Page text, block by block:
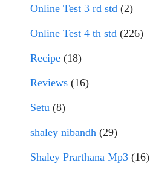
Online Test 3 rd std (2)
Online Test 4 th std (226)
Recipe (18)
Reviews (16)
Setu (8)
shaley nibandh (29)
Shaley Prarthana Mp3 (16)